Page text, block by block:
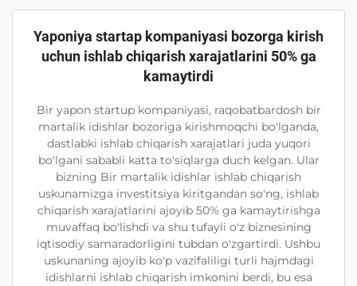
Yaponiya startap kompaniyasi bozorga kirish
uchun ishlab chiqarish xarajatlarini 50% ga
kamaytirdi
Bir yapon startup kompaniyasi, raqobatbardosh bir
martalik idishlar bozoriga kirishmoqchi bo'lganda,
dastlabki ishlab chiqarish xarajatlari juda yuqori
bo'lgani sababli katta to'siqlarga duch kelgan. Ular
bizning Bir martalik idishlar ishlab chiqarish
uskunamizga investitsiya kiritgandan so'ng, ishlab
chiqarish xarajatlarini ajoyib 50% ga kamaytirishga
muvaffaq bo'lishdi va shu tufayli o'z biznesining
iqtisodiy samaradorligini tubdan o'zgartirdi. Ushbu
uskunaning ajoyib ko'p vazifaliligi turli hajmdagi
idishlarni ishlab chiqarish imkonini berdi, bu esa